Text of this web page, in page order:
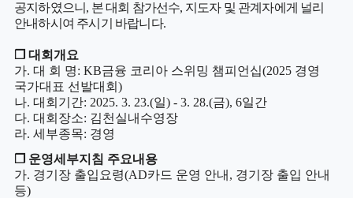
공지하였으니 , 본 대회 참가선수, 지도자 및 관계자에게 널리
안내하시여 주시기 바랍니다.
❒ 대회개요
가. 대 회 명: KB금융 코리아 스위밍 챔피언십(2025 경영
국가대표 선발대회 )
나. 대회기간: 2025. 3. 23.(일) - 3. 28.(금), 6일간
다. 대회장소: 김천실내수영장
라. 세부종목: 경영
❒ 운영세부지침 주요내용
가. 경기장 출입요령(AD카드 운영 안내 , 경기장 출입 안내
등)